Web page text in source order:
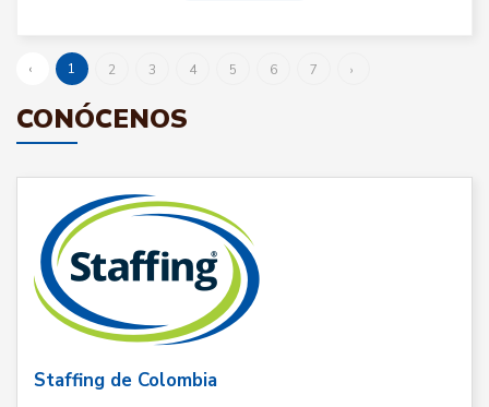
‹ 1 2 3 4 5 6 7 ›
CONÓCENOS
Staffing de Colombia